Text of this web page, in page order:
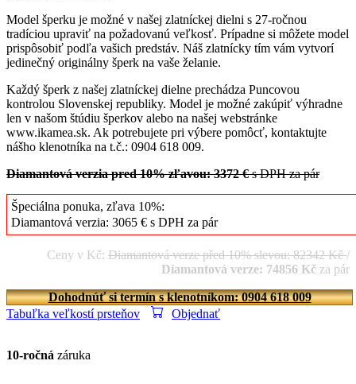
Model šperku je možné v našej zlatníckej dielni s 27-ročnou
tradíciou upraviť na požadovanú veľkosť. Prípadne si môžete model
prispôsobiť podľa vašich predstáv. Náš zlatnícky tím vám vytvorí
jedinečný originálny šperk na vaše želanie.
Každý šperk z našej zlatníckej dielne prechádza Puncovou
kontrolou Slovenskej republiky. Model je možné zakúpiť výhradne
len v našom štúdiu šperkov alebo na našej webstránke
www.ikamea.sk. Ak potrebujete pri výbere pomôcť, kontaktujte
nášho klenotníka na t.č.: 0904 618 009.
Diamantová verzia pred 10% zľavou: 3372 €s DPH za pár
Špeciálna ponuka, zľava 10%:
Diamantová verzia: 3065 € s DPH za pár
Ceny v Kč: Diamantová verze před 10% slevou: 82342 Kč/
Diamantová verze: 74856 Kč za pár
Dohodnúť si termín s klenotníkom: 0904 618 009
Tabuľka veľkostí prsteňov
Objednať
10-ročná záruka